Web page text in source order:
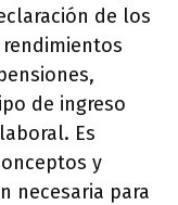
de los
de ingreso
Es
y
necesaria para